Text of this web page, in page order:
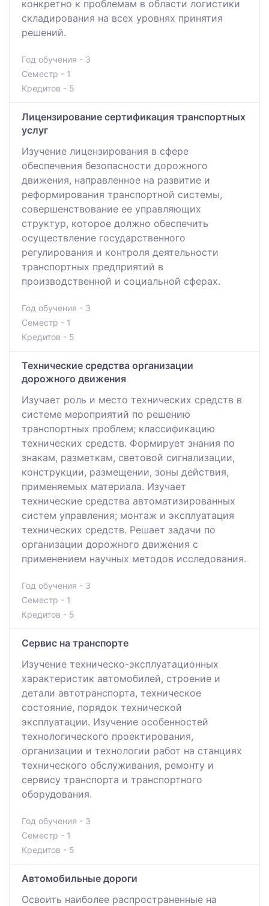
конкретно к проблемам в области логистики
складирования на всех уровнях принятия
решений.
Год обучения - 3
Семестр - 1
Кредитов - 5
Лицензирование сертификация транспортных
услуг
Изучение лицензирования в сфере
обеспечения безопасности дорожного
движения, направленное на развитие и
реформирования транспортной системы,
совершенствование ее управляющих
структур, которое должно обеспечить
осуществление государственного
регулирования и контроля деятельности
транспортных предприятий в
производственной и социальной сферах.
Год обучения - 3
Семестр - 1
Кредитов - 5
Технические средства организации
дорожного движения
Изучает роль и место технических средств в
системе мероприятий по решению
транспортных проблем; классификацию
технических средств. Формирует знания по
знакам, разметкам, световой сигнализации,
конструкции, размещении, зоны действия,
применяемых материала. Изучает
технические средства автоматизированных
систем управления; монтаж и эксплуатация
технических средств. Решает задачи по
организации дорожного движения с
применением научных методов исследования.
Год обучения - 3
Семестр - 1
Кредитов - 5
Сервис на транспорте
Изучение техническо-эксплуатационных
характеристик автомобилей, строение и
детали автотранспорта, техническое
состояние, порядок технической
эксплуатации. Изучение особенностей
технологического проектирования,
организации и технологии работ на станциях
технического обслуживания, ремонту и
сервису транспорта и транспортного
оборудования.
Год обучения - 3
Семестр - 1
Кредитов - 5
Автомобильные дороги
Освоить наиболее распространенные на